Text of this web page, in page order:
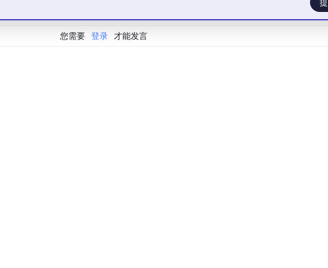
您需要 登录 才能发言